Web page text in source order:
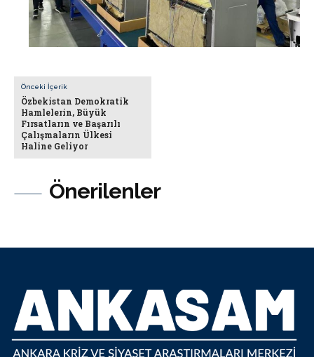
Önerilenler
Önceki İçerik
Özbekistan Demokratik
Hamlelerin, Büyük
Fırsatların ve Başarılı
Çalışmaların Ülkesi
Haline Geliyor